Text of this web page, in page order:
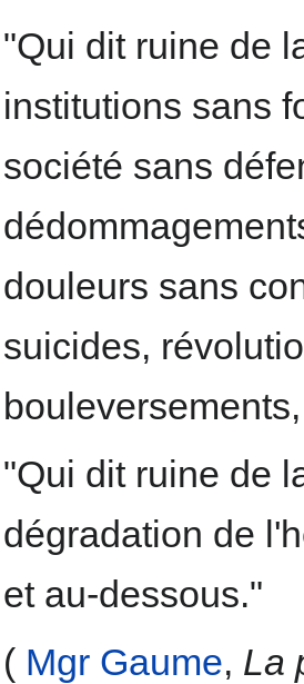
"Qui dit ruine de
institutions sans
société sans
douleurs sans
suicides,
"Qui dit ruine de
dégradation de
et au-dessous."
( Mgr Gaume, La